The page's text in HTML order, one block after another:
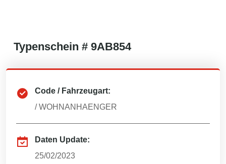
Typenschein # 9AB854
Code / Fahrzeugart:
/WOHNANHAENGER
Daten Update:
25/02/2023